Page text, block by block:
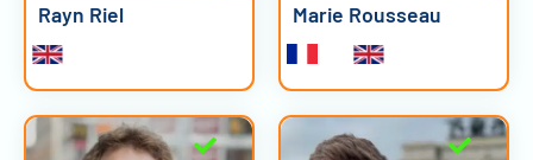
Rayn Riel Marie Rousseau